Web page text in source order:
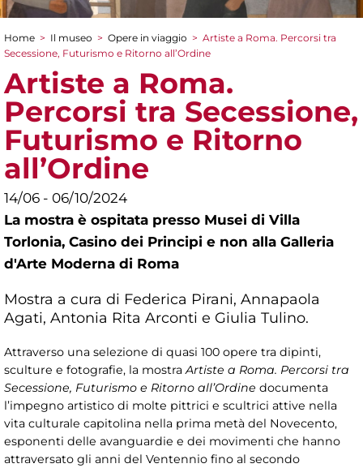
Tu sei qui
Home > Il museo > Opere in viaggio > Artiste a Roma. Percorsi tra
Secessione, Futurismo e Ritorno all’Ordine
Artiste a Roma.
Percorsi tra Secessione,
Futurismo e Ritorno
all’Ordine
14/06 - 06/10/2024
La mostra è ospitata presso Musei di Villa
Torlonia, Casino dei Principi e non alla Galleria
d'Arte Moderna di Roma
Mostra a cura di Federica Pirani, Annapaola
Agati, Antonia Rita Arconti e Giulia Tulino.
Attraverso una selezione di quasi 100 opere tra dipinti,
sculture e fotografie, la mostraArtiste a Roma. Percorsi tra
Secessione, Futurismo e Ritorno all’Ordine documenta
l’impegno artistico di molte pittrici e scultrici attive nella
vita culturale capitolina nella prima metà del Novecento,
esponenti delle avanguardie e dei movimenti che hanno
attraversato gli anni del Ventennio fino al secondo